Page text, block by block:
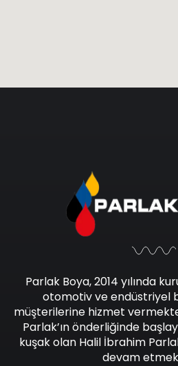
Parlak Boya, 2014 yılında
otomotiv ve endüstriyel
müşterilerine hizmet
Parlak’ın önderliğinde
kuşak olan Halil İbrahim
devam